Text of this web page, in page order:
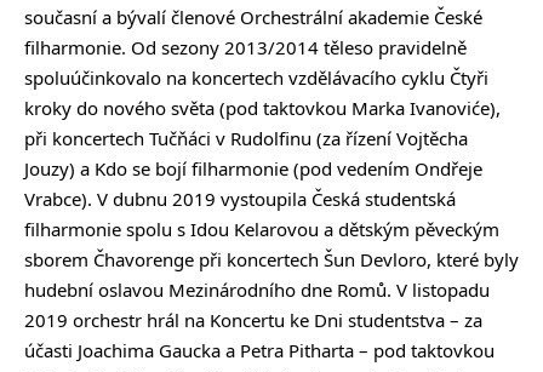
současní a bývalí členové Orchestrální akademie České
filharmonie. Od sezony 2013/2014 těleso pravidelně
spoluúčinkovalo na koncertech vzdělávacího cyklu Čtyři
kroky do nového světa (pod taktovkou Marka Ivanoviće),
při koncertech Tučňáci v Rudolfinu (za řízení Vojtěcha
Jouzy) a Kdo se bojí filharmonie (pod vedením Ondřeje
Vrabce). V dubnu 2019 vystoupila Česká studentská
filharmonie spolu s Idou Kelarovou a dětským pěveckým
sborem Čhavorenge při koncertech Šun Devloro, které byly
hudební oslavou Mezinárodního dne Romů. V listopadu
2019 orchestr hrál na Koncertu ke Dni studentstva – za
účasti Joachima Gaucka a Petra Pitharta – pod taktovkou